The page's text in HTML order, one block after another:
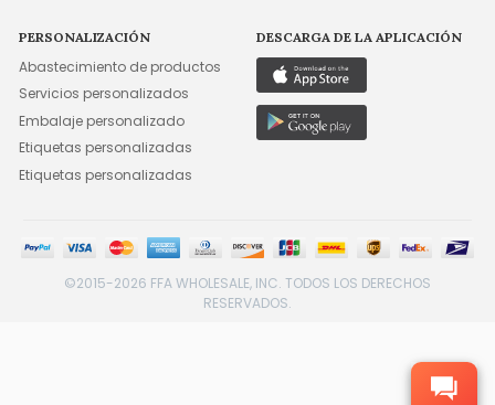
PERSONALIZACIÓN
Abastecimiento de productos
Servicios personalizados
Embalaje personalizado
Etiquetas personalizadas
Etiquetas personalizadas
DESCARGA DE LA APLICACIÓN
©2015-2026 FFA WHOLESALE, INC. TODOS LOS DERECHOS
RESERVADOS.